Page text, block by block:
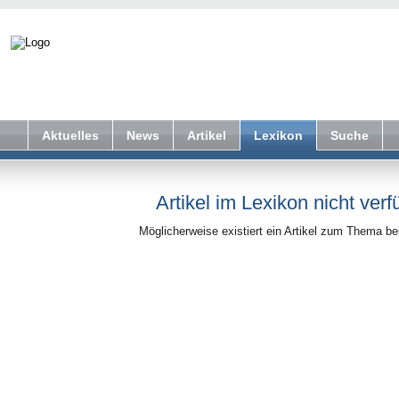
Aktuelles News Artikel Lexikon Suche
Artikel im Lexikon nicht
Möglicherweise existiert ein Artikel zum Thema